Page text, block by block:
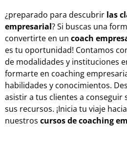
¿preparado para descubrir las
empresarial? Si buscas una
convertirte en un coach
es tu oportunidad! Contamos
de modalidades y instituciones
formarte en coaching
habilidades y conocimientos.
asistir a tus clientes a conseguir
sus recursos. ¡Inicia tu viaje
nuestros cursos de coaching